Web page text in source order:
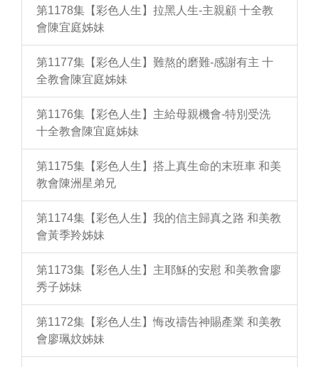
第1178集【彩色人生】拉黑人生-主親顧 十全教
會陳宜庭姊妹
第1177集【彩色人生】難熬的磨難-感謝有主 十
全教會陳宜庭姊妹
第1176集【彩色人生】主給母親機會-特別受洗
十全教會陳宜庭姊妹
第1175集【彩色人生】搭上真生命的末班車 和美
教會陳洲星弟兄
第1174集【彩色人生】我的信主歸真之路 和美教
會黃季羚姊妹
第1173集【彩色人生】主耶穌的安慰 和美教會廖
秀子姊妹
第1172集【彩色人生】悔改禱告神賜產業 和美教
會廖珮妏姊妹